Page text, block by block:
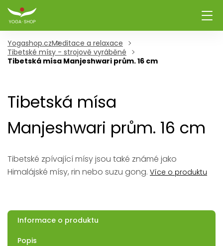
Yogashop.czMeditace a relaxace
Tibetské mísy - strojově vyráběné
Tibetská mísa Manjeshwari prům. 16 cm
Tibetská mísa
Manjeshwari prům. 16 cm
Tibetské zpívající mísy jsou také známé jako
Himalájské mísy, rin nebo suzu gong. Více o produktu
Informace o produktu
Popis